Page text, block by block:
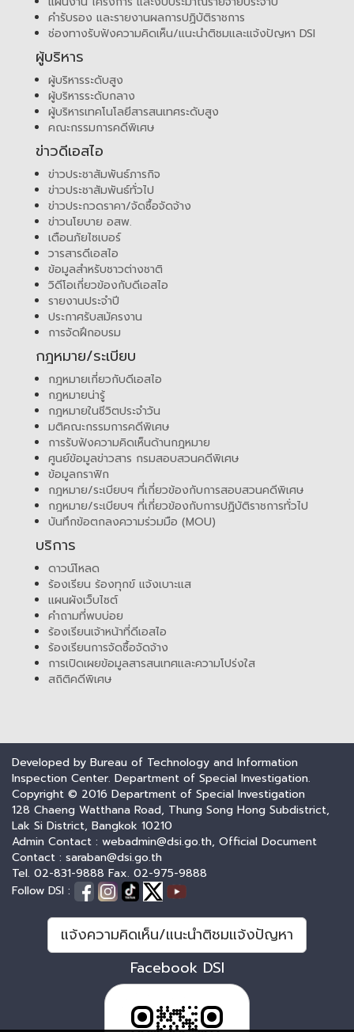
คำรับรอง และรายงานผลการปฏิบัติราชการ
ช่องทางรับฟังความคิดเห็น/แนะนำติชมและแจ้งปัญหา DSI
ผู้บริหาร
ผู้บริหารระดับสูง
ผู้บริหารระดับกลาง
ผู้บริหารเทคโนโลยีสารสนเทศระดับสูง
คณะกรรมการคดีพิเศษ
ข่าวดีเอสไอ
ข่าวประชาสัมพันธ์ภารกิจ
ข่าวประชาสัมพันธ์ทั่วไป
ข่าวประกวดราคา/จัดซื้อจัดจ้าง
ข่าวนโยบาย อสพ.
เตือนภัยไซเบอร์
วารสารดีเอสไอ
ข้อมูลสำหรับชาวต่างชาติ
วิดีโอเกี่ยวข้องกับดีเอสไอ
รายงานประจำปี
ประกาศรับสมัครงาน
การจัดฝึกอบรม
กฎหมาย/ระเบียบ
กฎหมายเกี่ยวกับดีเอสไอ
กฎหมายน่ารู้
กฎหมายในชีวิตประจำวัน
มติคณะกรรมการคดีพิเศษ
การรับฟังความคิดเห็นด้านกฎหมาย
ศูนย์ข้อมูลข่าวสาร กรมสอบสวนคดีพิเศษ
ข้อมูลกราฟิก
กฎหมาย/ระเบียบฯ ที่เกี่ยวข้องกับการสอบสวนคดีพิเศษ
กฎหมาย/ระเบียบฯ ที่เกี่ยวข้องกับการปฏิบัติราชการทั่วไป
บันทึกข้อตกลงความร่วมมือ (MOU)
บริการ
ดาวน์โหลด
ร้องเรียน ร้องทุกข์ แจ้งเบาะแส
แผนผังเว็บไซต์
คำถามที่พบบ่อย
ร้องเรียนเจ้าหน้าที่ดีเอสไอ
ร้องเรียนการจัดซื้อจัดจ้าง
การเปิดเผยข้อมูลสารสนเทศและความโปร่งใส
สถิติคดีพิเศษ
Developed by Bureau of Technology and Information
Inspection Center. Department of Special Investigation.
Copyright © 2016 Department of Special Investigation
128 Chaeng Watthana Road, Thung Song Hong Subdistrict,
Lak Si District, Bangkok 10210
Admin Contact : webadmin@dsi.go.th, Official Document
Contact : saraban@dsi.go.th
Tel. 02-831-9888 Fax. 02-975-9888
Follow DSI :
แจ้งความคิดเห็น/แนะนำติชมแจ้งปัญหา
Facebook DSI